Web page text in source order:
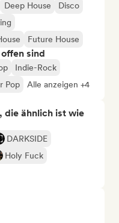
Deep House
Disco
Future House
sind
Indie-Rock
Pop Alle anzeigen +4
die ähnlich ist wie
DARKSIDE
Holy Fuck